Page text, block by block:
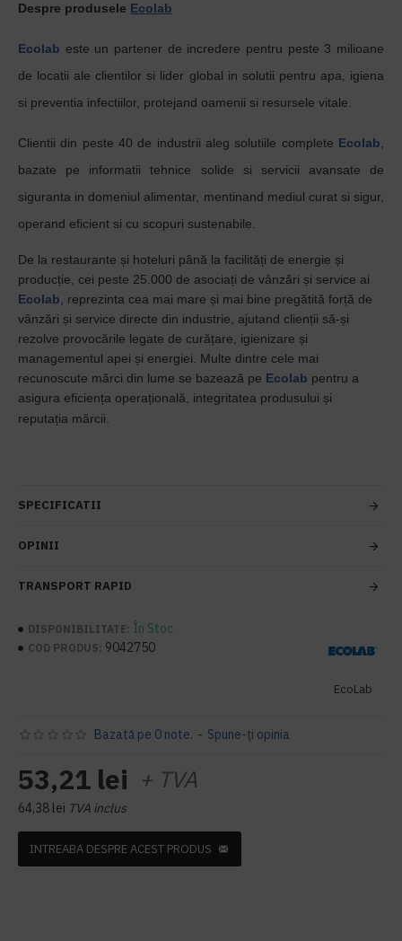
Despre produsele Ecolab
Ecolab este un partener de incredere pentru peste 3 milioane
de locatii ale clientilor si lider global in solutii pentru apa, igiena
si preventia infectiilor, protejand oamenii si resursele vitale.
Clientii din peste 40 de industrii aleg solutiile complete Ecolab
bazate pe informatii tehnice solide si servicii avansate de
siguranta in domeniul alimentar, mentinand mediul curat si sigur,
operand eficient si cu scopuri sustenabile.
De la restaurante și hoteluri până la facilități de energie și
producție, cei peste 25.000 de asociați de vânzări și service ai
Ecolab , reprezinta cea mai mare și mai bine pregătită forță de
vânzări și service directe din industrie, ajutand clienții să-și
rezolve provocările legate de curățare, igienizare și
managementul apei și energiei. Multe dintre cele mai
recunoscute mărci din lume se bazează pe Ecolab pentru a
asigura eficiența operațională, integritatea produsului și
reputația mărcii.
SPECIFICATII
OPINII
TRANSPORT RAPID
DISPONIBILITATE: În Stoc
COD PRODUS: 9042750
EcoLab
Bazată pe 0 note. - Spune-ţi opinia
53,21 lei + TVA
64,38 lei TVA inclus
INTREABA DESPRE ACEST PRODUS